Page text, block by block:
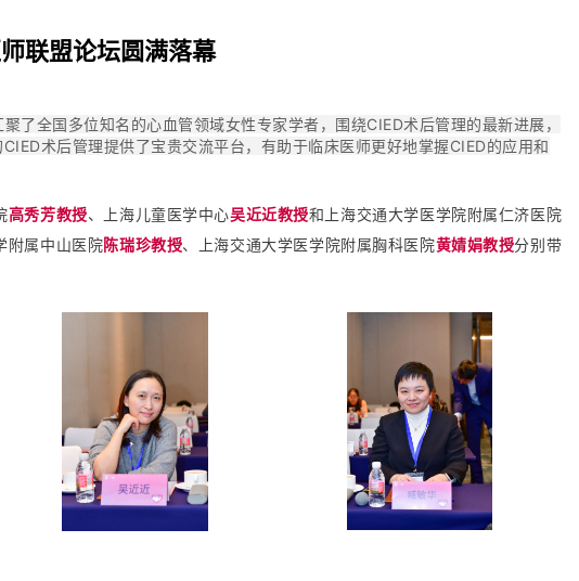
联盟论坛圆满落幕
聚了全国多位知名的心血管领域女性专家学者，围绕CIED术后管理的最新进展，
术后管理提供了宝贵交流平台，有助于临床医师更好地掌握CIED的应用和
高秀芳教授、上海儿童医学中心吴近近教授和上海交通大学医学院附属仁济医院
附属中山医院陈瑞珍教授、上海交通大学医学院附属胸科医院黄婧娟教授分别带